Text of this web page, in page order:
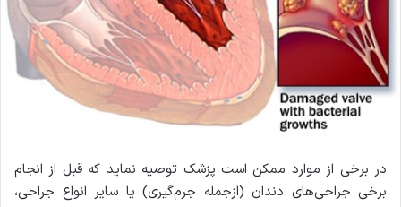
در برخی از موارد ممکن است پزشک توصیه نماید که قبل از انجام
برخی جراحی‌های دندان (ازجمله جرم‌گیری) یا سایر انواع جراحی،